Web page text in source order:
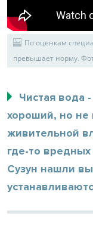
По оценкам
превышает норму.
Чистая вода
хороший, но не
живительной
где-то
Сузун нашли